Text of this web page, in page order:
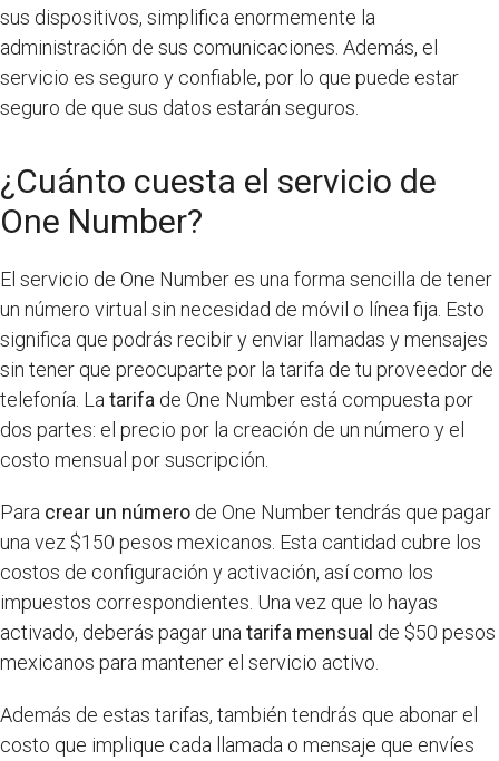
sus dispositivos, simplifica enormemente la
administración de sus comunicaciones. Además, el
servicio es seguro y confiable, por lo que puede estar
seguro de que sus datos estarán seguros.
¿Cuánto cuesta el servicio de
One Number?
El servicio de One Number es una forma sencilla de tener
un número virtual sin necesidad de móvil o línea fija. Esto
significa que podrás recibir y enviar llamadas y mensajes
sin tener que preocuparte por la tarifa de tu proveedor de
telefonía. La tarifa de One Number está compuesta por
dos partes: el precio por la creación de un número y el
costo mensual por suscripción.
Para crear un número de One Number tendrás que pagar
una vez $150 pesos mexicanos. Esta cantidad cubre los
costos de configuración y activación, así como los
impuestos correspondientes. Una vez que lo hayas
activado, deberás pagar una tarifa mensual de $50 pesos
mexicanos para mantener el servicio activo.
Además de estas tarifas, también tendrás que abonar el
costo que implique cada llamada o mensaje que envíes